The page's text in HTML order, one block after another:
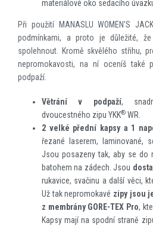
materiálové oko sedacího
Při použití MANASLU WOMEN'S
podmínkami, a proto je důležité,
spolehnout. Kromě skvělého střihu,
nepromokavosti, na ní oceníš také
podpaží.
Větrání v podpaží,
dvoucestného zipu YKK® WR.
2 velké přední kapsy a 1
řezané laserem, laminované,
Jsou posazeny tak, aby se
batohem na zádech. Jsou
rukavice, svačinu a další věci,
Už tak nepromokavé zipy jsou
z membrány GORE-TEX Pro,
Kapsy mají na spodní straně